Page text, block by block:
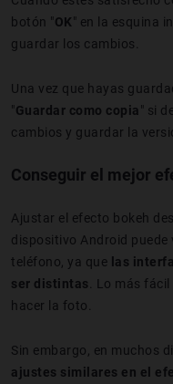
botón " OK" en la esquina
guardar los cambios.
Una vez que hayas
" Guardar como copia" si
cambios y guardar la
Conseguir el mejor
Ajustar el efecto bokeh
dispositivo Android puede
teléfono, ya que las
ser distintas. Lo más
hacer la foto.
Sin embargo, en muchos
ajustes similares en el